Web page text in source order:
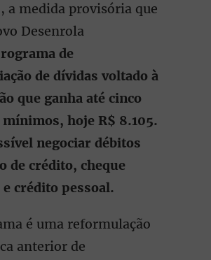
a medida provisória que
Desenrola
de
de dívidas voltado à
que ganha até cinco
hoje R$ 8.105.
negociar débitos
de crédito, cheque
e crédito pessoal.
é uma reformulação
anterior de